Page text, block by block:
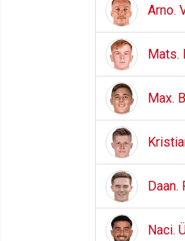
Arno.
Mats.
Max.
Daan.
Naci.